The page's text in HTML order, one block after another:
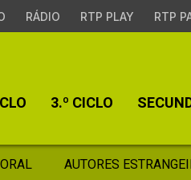
RÁDIO RTP PLAY RTP
3.º CICLO
AUTORES